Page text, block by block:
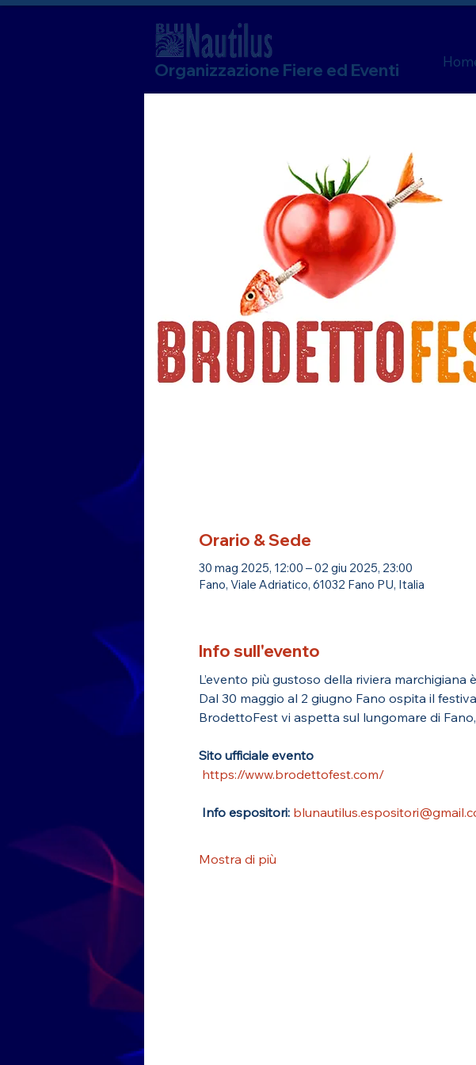
Organizzazione Fiere ed Eventi
Orario & Sede
30 mag 2025, 12:00 – 02 giu 2025, 23:00
Fano, Viale Adriatico, 61032 Fano PU, Italia
Info sull'evento
L’evento più gustoso della riviera
Dal 30 maggio al 2 giugno Fano ospita il
BrodettoFest vi aspetta sul lungomare di
Sito ufficiale evento
https://www.brodettofest.com/
Info espositori:
Mostra di più